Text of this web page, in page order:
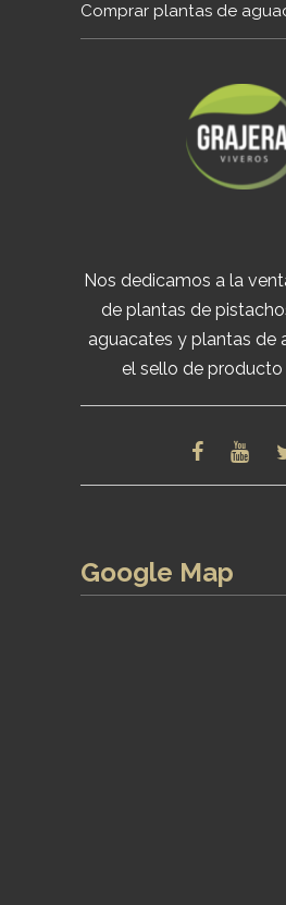
Comprar plantas de
Nos dedicamos a la
de plantas de
aguacates y plantas de
el sello de
Google Map